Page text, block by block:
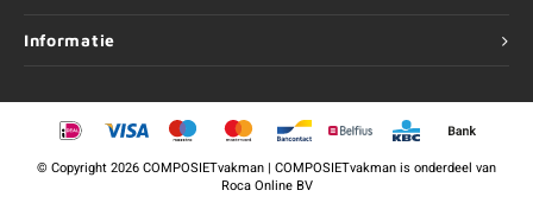
Informatie
©Copyright2026 COMPOSIETvakman | COMPOSIETvakman is onderdeel van
Roca Online BV